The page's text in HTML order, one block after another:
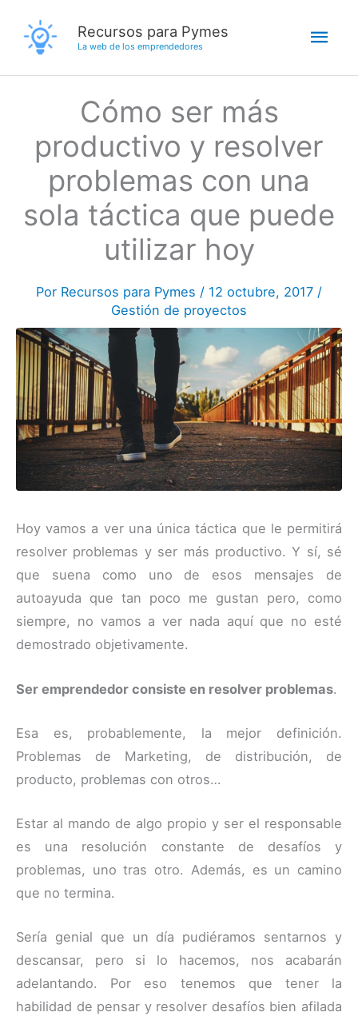
contenido
Recursos para Pymes
La web de los emprendedores
Cómo ser más
productivo y resolver
problemas con una
sola táctica que puede
utilizar hoy
Por Recursos para Pymes / 12 octubre, 2017 /
Gestión de proyectos
Hoy vamos a ver una única táctica que le permitirá
resolver problemas y ser más productivo. Y sí, sé
que suena como uno de esos mensajes de
autoayuda que tan poco me gustan pero, como
siempre, no vamos a ver nada aquí que no esté
demostrado objetivamente.
Ser emprendedor consiste en resolver problemas.
Esa es, probablemente, la mejor definición.
Problemas de Marketing, de distribución, de
producto, problemas con otros…
Estar al mando de algo propio y ser el responsable
es una resolución constante de desafíos y
problemas, uno tras otro. Además, es un camino
que no termina.
Sería genial que un día pudiéramos sentarnos y
descansar, pero si lo hacemos, nos acabarán
adelantando. Por eso tenemos que tener la
habilidad de pensar y resolver desafíos bien afilada